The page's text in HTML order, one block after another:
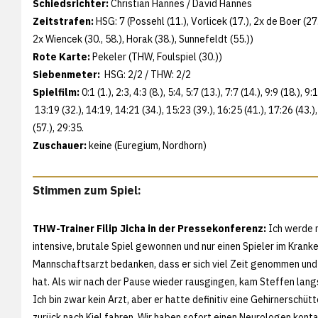
Schiedsrichter:Christian Hannes / David Hannes
Zeitstrafen:HSG: 7 (Possehl (11.), Vorlicek (17.), 2x de Boer
2x Wiencek (30., 58.), Horak (38.), Sunnefeldt (55.))
Rote Karte:Pekeler (THW, Foulspiel (30.))
Siebenmeter: HSG: 2/2 / THW: 2/2
Spielfilm:0:1 (1.), 2:3, 4:3 (8.), 5:4, 5:7 (13.), 7:7 (14.), 9:9 (18.),
13:19 (32.), 14:19, 14:21 (34.), 15:23 (39.), 16:25 (41.), 17:26
(57.), 29:35.
Zuschauer:keine (Euregium, Nordhorn)
Stimmen zum Spiel:
THW-Trainer Filip Jicha in der Pressekonferenz: Ich werde
intensive, brutale Spiel gewonnen und nur einen Spieler im
Mannschaftsarzt bedanken, dass er sich viel Zeit genommen
hat. Als wir nach der Pause wieder rausgingen, kam Steffen
Ich bin zwar kein Arzt, aber er hatte definitiv eine